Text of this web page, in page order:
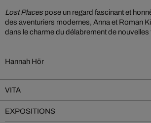
Lost Placespose un regard fascinant et
des aventuriers modernes, Anna et Roman
dans le charme du délabrement de nouvelles
Hannah Hör
VITA
EXPOSITIONS